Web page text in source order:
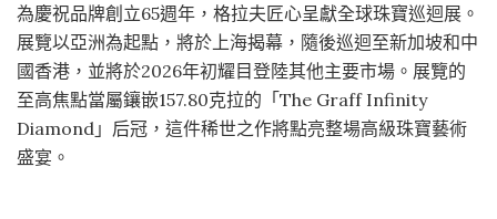
為慶祝品牌創立65週年，格拉夫匠心呈獻全球珠寶巡迴展。
展覽以亞洲為起點，將於上海揭幕，隨後巡迴至新加坡和中
國香港，並將於2026年初耀目登陸其他主要市場。展覽的
至高焦點當屬鑲嵌157.80克拉的「The Graff Infinity
Diamond」后冠，這件稀世之作將點亮整場高級珠寶藝術
盛宴。